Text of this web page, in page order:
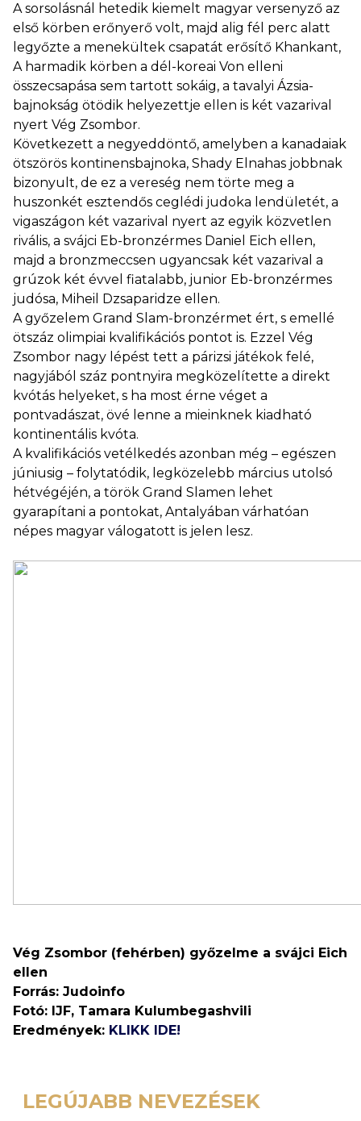
A sorsolásnál hetedik kiemelt magyar versenyző az
első körben erőnyerő volt, majd alig fél perc alatt
legyőzte a menekültek csapatát erősítő Khankant,
A harmadik körben a dél-koreai Von elleni
összecsapása sem tartott sokáig, a tavalyi Ázsia-
bajnokság ötödik helyezettje ellen is két vazarival
nyert Vég Zsombor.
Következett a negyeddöntő, amelyben a kanadaiak
ötszörös kontinensbajnoka, Shady Elnahas jobbnak
bizonyult, de ez a vereség nem törte meg a
huszonkét esztendős ceglédi judoka lendületét, a
vigaszágon két vazarival nyert az egyik közvetlen
rivális, a svájci Eb-bronzérmes Daniel Eich ellen,
majd a bronzmeccsen ugyancsak két vazarival a
grúzok két évvel fiatalabb, junior Eb-bronzérmes
judósa, Miheil Dzsaparidze ellen.
A győzelem Grand Slam-bronzérmet ért, s emellé
ötszáz olimpiai kvalifikációs pontot is. Ezzel Vég
Zsombor nagy lépést tett a párizsi játékok felé,
nagyjából száz pontnyira megközelítette a direkt
kvótás helyeket, s ha most érne véget a
pontvadászat, övé lenne a mieinknek kiadható
kontinentális kvóta.
A kvalifikációs vetélkedés azonban még – egészen
júniusig – folytatódik, legközelebb március utolsó
hétvégéjén, a török Grand Slamen lehet
gyarapítani a pontokat, Antalyában várhatóan
népes magyar válogatott is jelen lesz.
Vég Zsombor (fehérben) győzelme a svájci Eich
ellen
Forrás: Judoinfo
Fotó: IJF, Tamara Kulumbegashvili
Eredmények: KLIKK IDE!
LEGÚJABB NEVEZÉSEK